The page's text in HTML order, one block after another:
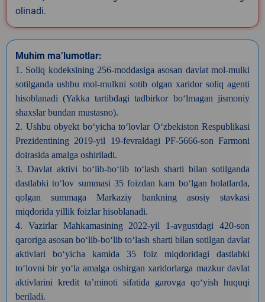
olinadi.
Muhim ma’lumotlar:
1. Soliq kodeksining 256-moddasiga asosan davlat mol-mulki
sotilganda ushbu mol-mulkni sotib olgan xaridor soliq agenti
hisoblanadi (Yakka tartibdagi tadbirkor bo‘lmagan jismoniy
shaxslar bundan mustasno).
2. Ushbu obyekt bo‘yicha to‘lovlar O‘zbekiston Respublikasi
Prezidentining 2019-yil 19-fevraldagi PF-5666-son Farmoni
doirasida amalga oshiriladi.
3. Davlat aktivi bo‘lib-bo‘lib to‘lash sharti bilan sotilganda
dastlabki to‘lov summasi 35 foizdan kam bo‘lgan holatlarda,
qolgan summaga Markaziy bankning asosiy stavkasi
miqdorida yillik foizlar hisoblanadi.
4. Vazirlar Mahkamasining 2022-yil 1-avgustdagi 420-son
qaroriga asosan bo‘lib-bo‘lib to‘lash sharti bilan sotilgan davlat
aktivlari bo‘yicha kamida 35 foiz miqdoridagi dastlabki
to‘lovni bir yo‘la amalga oshirgan xaridorlarga mazkur davlat
aktivlarini kredit ta’minoti sifatida garovga qo‘yish huquqi
beriladi.